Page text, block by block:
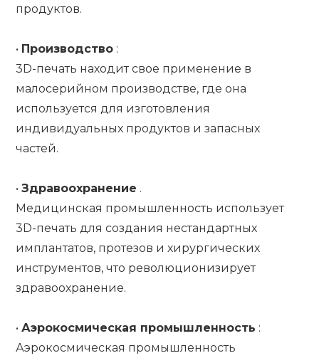
продуктов.
• Производство :
3D-печать находит свое применение в
малосерийном производстве, где она
используется для изготовления
индивидуальных продуктов и запасных
частей.
•Здравоохранение .
Медицинская промышленность использует
3D-печать для создания нестандартных
имплантатов, протезов и хирургических
инструментов, что революционизирует
здравоохранение.
•Аэрокосмическая промышленность :
Аэрокосмическая промышленность